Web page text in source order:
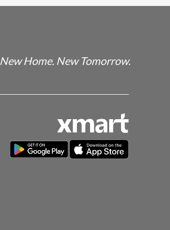
New Home. New Tomorrow.